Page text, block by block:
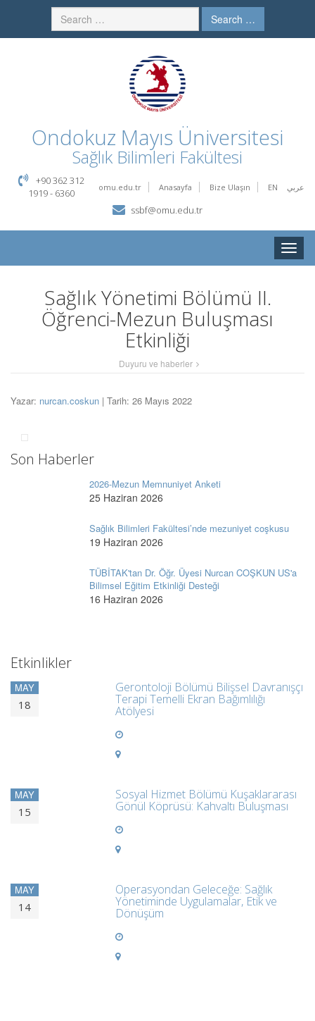
Search …
Ondokuz Mayıs Üniversitesi
Sağlık Bilimleri Fakültesi
omu.edu.tr Anasayfa Bize Ulaşın EN عربي
+90 362 312
1919 - 6360
ssbf@omu.edu.tr
Toggle
Sağlık Yönetimi Bölümü II.
Öğrenci-Mezun Buluşması
Etkinliği
Duyuru ve haberler
Yazar: nurcan.coskun | Tarih: 26 Mayıs 2022
Son Haberler
2026-Mezun Memnuniyet Anketi
25 Haziran 2026
Sağlık Bilimleri Fakültesi’nde mezuniyet coşkusu
19 Haziran 2026
TÜBİTAK'tan Dr. Öğr. Üyesi Nurcan COŞKUN US'a
Bilimsel Eğitim Etkinliği Desteği
16 Haziran 2026
Etkinlikler
MAY
18
Gerontoloji Bölümü Bilişsel Davranışçı
Terapi Temelli Ekran Bağımlılığı
Atölyesi
MAY
15
Sosyal Hizmet Bölümü Kuşaklararası
Gönül Köprüsü: Kahvaltı Buluşması
MAY
14
Operasyondan Geleceğe: Sağlık
Yönetiminde Uygulamalar, Etik ve
Dönüşüm